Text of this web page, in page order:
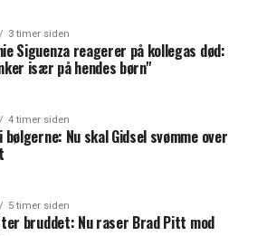
3 timer siden
Siguenza reagerer på kollegas død:
især på hendes børn"
4 timer siden
bølgerne: Nu skal Gidsel svømme over
5 timer siden
bruddet: Nu raser Brad Pitt mod